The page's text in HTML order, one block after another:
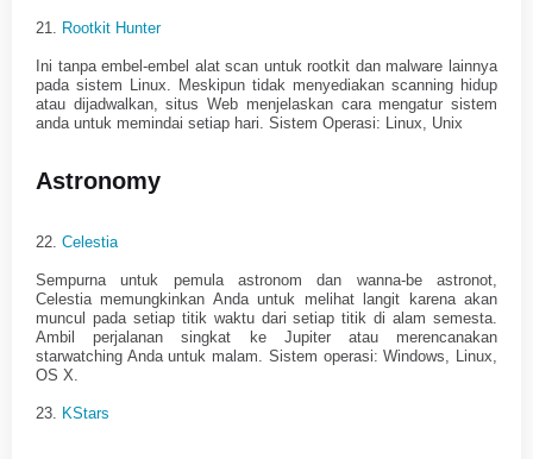
21. Rootkit Hunter
Ini tanpa embel-embel alat scan untuk rootkit dan malware lainnya
pada sistem Linux. Meskipun tidak menyediakan scanning hidup
atau dijadwalkan, situs Web menjelaskan cara mengatur sistem
anda untuk memindai setiap hari. Sistem Operasi: Linux, Unix
Astronomy
22. Celestia
Sempurna untuk pemula astronom dan wanna-be astronot,
Celestia memungkinkan Anda untuk melihat langit karena akan
muncul pada setiap titik waktu dari setiap titik di alam semesta.
Ambil perjalanan singkat ke Jupiter atau merencanakan
starwatching Anda untuk malam. Sistem operasi: Windows, Linux,
OS X.
23. KStars